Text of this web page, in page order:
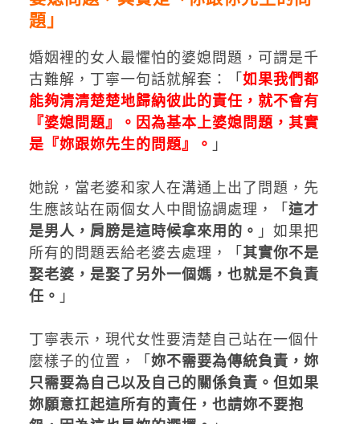
題」
婚姻裡的女人最懼怕的婆媳問題，可謂是千
古難解，丁寧一句話就解套：「如果我們都
能夠清清楚楚地歸納彼此的責任，就不會有
『婆媳問題』。因為基本上婆媳問題，其實
是『妳跟妳先生的問題』。 」
她說，當老婆和家人在溝通上出了問題，先
生應該站在兩個女人中間協調處理，「這才
是男人，肩膀是這時候拿來用的。 」如果把
所有的問題丟給老婆去處理，「其實你不是
娶老婆，是娶了另外一個媽，也就是不負責
任。 」
丁寧表示，現代女性要清楚自己站在一個什
麼樣子的位置，「妳不需要為傳統負責，妳
只需要為自己以及自己的關係負責。但如果
妳願意扛起這所有的責任，也請妳不要抱